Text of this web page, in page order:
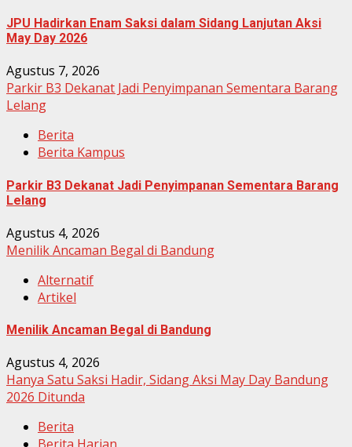
JPU Hadirkan Enam Saksi dalam Sidang Lanjutan Aksi
May Day 2026
Agustus 7, 2026
Parkir B3 Dekanat Jadi Penyimpanan Sementara Barang
Lelang
Berita
Berita Kampus
Parkir B3 Dekanat Jadi Penyimpanan Sementara Barang
Lelang
Agustus 4, 2026
Menilik Ancaman Begal di Bandung
Alternatif
Artikel
Menilik Ancaman Begal di Bandung
Agustus 4, 2026
Hanya Satu Saksi Hadir, Sidang Aksi May Day Bandung
2026 Ditunda
Berita